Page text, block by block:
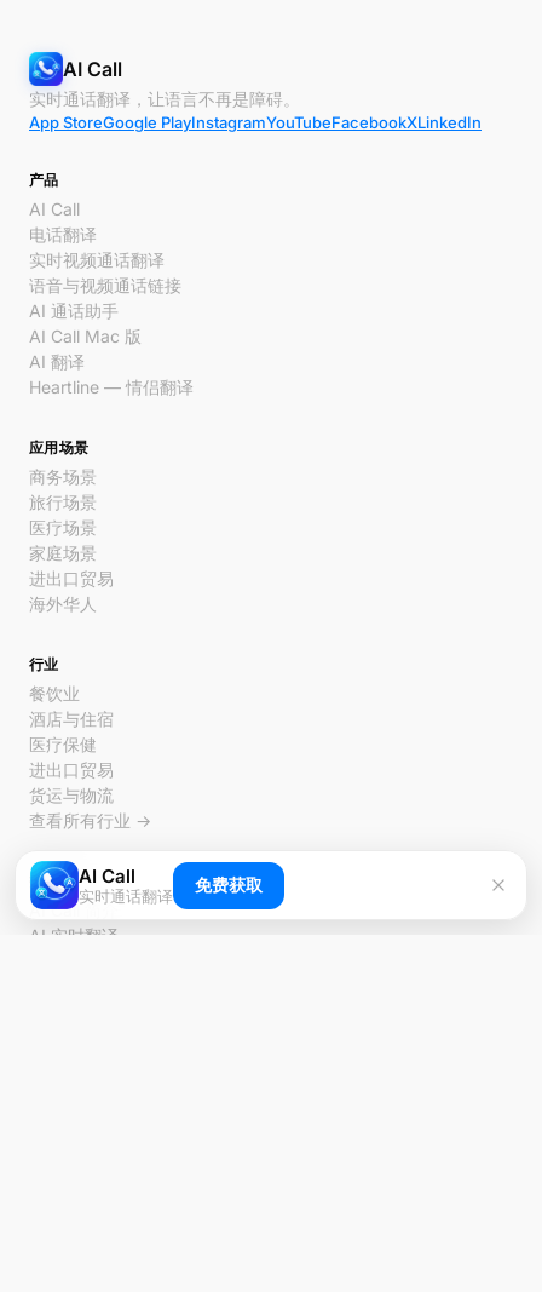
AI Call
实时通话翻译，让语言不再是障碍。
App StoreGoogle PlayInstagramYouTubeFacebookXLinkedIn
产品
AI Call
电话翻译
实时视频通话翻译
语音与视频通话链接
AI 通话助手
AI Call Mac 版
AI 翻译
Heartline — 情侣翻译
应用场景
商务场景
旅行场景
医疗场景
家庭场景
进出口贸易
海外华人
行业
餐饮业
酒店与住宿
医疗保健
进出口贸易
货运与物流
查看所有行业 →
指南
AI Call 简介
AI 实时翻译
AI Call
实时通话翻译
免费获取